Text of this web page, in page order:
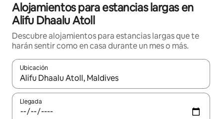
Alojamientos para estancias largas en
Alifu Dhaalu Atoll
Descubre alojamientos para estancias largas que te
harán sentir como en casa durante un mes o más.
Ubicación
Cuando los resultados estén disponibles, podrás navegar
Llegada